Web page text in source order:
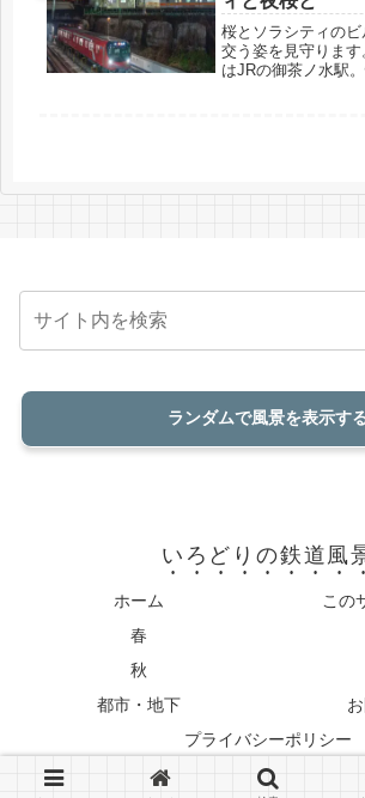
り上げます。
桜とソラシティの
交う姿を見守りま
はJRの御茶ノ水駅
ランダムで風景を表示す
いろどりの鉄道風
ホーム
この
春
秋
都市・地下
プライバシーポリシー
© 2022-2026 いろどりの鉄道